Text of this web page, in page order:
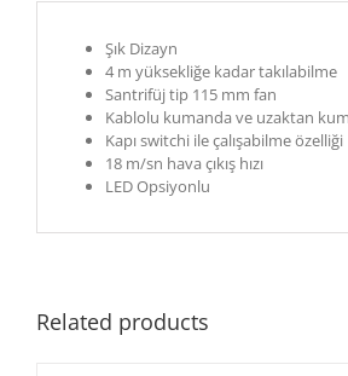
Şık Dizayn
4 m yüksekliğe kadar takılabilme
Santrifüj tip 115 mm fan
Kablolu kumanda ve uzaktan
Kapı switchi ile çalışabilme özelliği
18 m/sn hava çıkış hızı
LED Opsiyonlu
Related products